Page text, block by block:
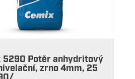
5290 Potěr anhydritový
zrno 4mm, 25